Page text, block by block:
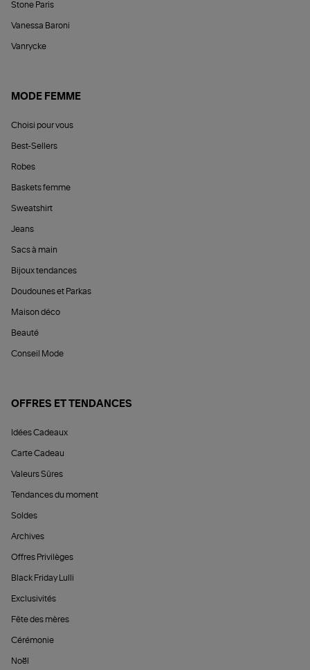
Stone Paris
Vanessa Baroni
Vanrycke
MODE FEMME
Choisi pour vous
Best-Sellers
Robes
Baskets femme
Sweatshirt
Jeans
Sacs à main
Bijoux tendances
Doudounes et Parkas
Maison déco
Beauté
Conseil Mode
OFFRES ET TENDANCES
Idées Cadeaux
Carte Cadeau
Valeurs Sûres
Tendances du moment
Soldes
Archives
Offres Privilèges
Black Friday Lulli
Exclusivités
Fête des mères
Cérémonie
Noël